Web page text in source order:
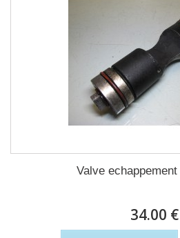
Valve
34.00 €